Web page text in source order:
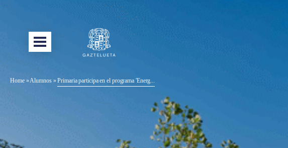
Home»Alumnos»Primaria participa en el programa 'Energ...